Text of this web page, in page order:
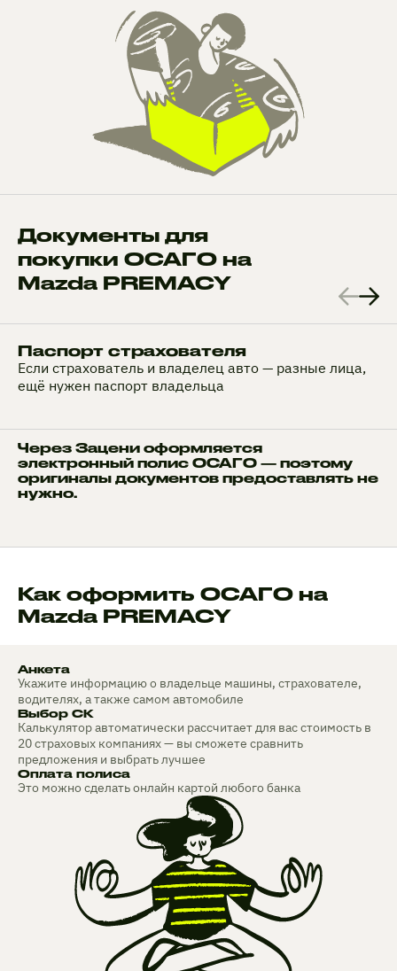
Документы для
покупки ОСАГО на
Mazda PREMACY
Паспорт страхователя
Если страхователь и владелец авто — разные лица,
ещё нужен паспорт владельца
Через Зацени оформляется
электронный полис ОСАГО — поэтому
оригиналы документов предоставлять не
нужно.
Как оформить ОСАГО на
Mazda PREMACY
Анкета
Укажите информацию о владельце машины, страхователе,
водителях, а также самом автомобиле
Выбор СК
Калькулятор автоматически рассчитает для вас стоимость в
20 страховых компаниях — вы сможете сравнить
предложения и выбрать лучшее
Оплата полиса
Это можно сделать онлайн картой любого банка